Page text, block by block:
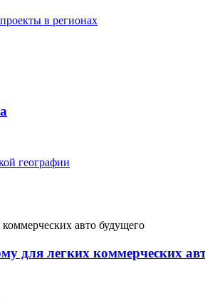
в регионах
географии
для легких коммерческих